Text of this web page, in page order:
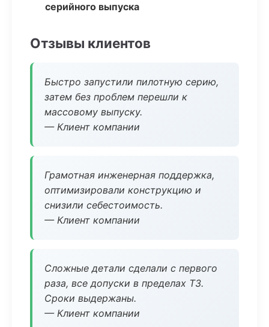
серийного выпуска
Отзывы клиентов
Быстро запустили пилотную серию,
затем без проблем перешли к
массовому выпуску.
— Клиент компании
Грамотная инженерная поддержка,
оптимизировали конструкцию и
снизили себестоимость.
— Клиент компании
Сложные детали сделали с первого
раза, все допуски в пределах ТЗ.
Сроки выдержаны.
— Клиент компании